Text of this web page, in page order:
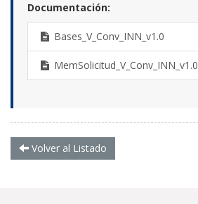
Documentación:
Bases_V_Conv_INN_v1.0
MemSolicitud_V_Conv_INN_v1.0
Volver al Listado